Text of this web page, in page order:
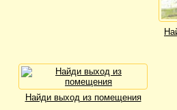
Найди выход из помещения